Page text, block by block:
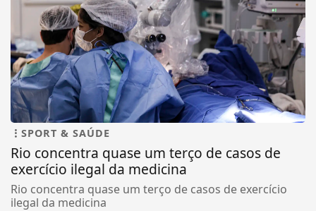
SPORT & SAÚDE
Rio concentra quase um terço de casos de
exercício ilegal da medicina
Rio concentra quase um terço de casos de exercício
ilegal da medicina